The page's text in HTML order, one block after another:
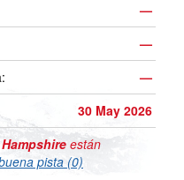
—
—
—
30 May 2026
están
pista (0)